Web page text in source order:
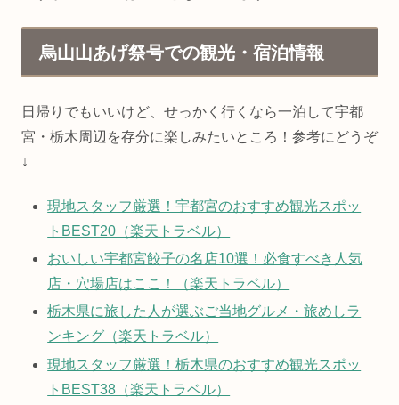
烏山山あげ祭号での観光・宿泊情報
日帰りでもいいけど、せっかく行くなら一泊して宇都
宮・栃木周辺を存分に楽しみたいところ！参考にどうぞ
↓
現地スタッフ厳選！宇都宮のおすすめ観光スポッ
トBEST20（楽天トラベル）
おいしい宇都宮餃子の名店10選！必食すべき人気
店・穴場店はここ！（楽天トラベル）
栃木県に旅した人が選ぶご当地グルメ・旅めしラ
ンキング（楽天トラベル）
現地スタッフ厳選！栃木県のおすすめ観光スポッ
トBEST38（楽天トラベル）